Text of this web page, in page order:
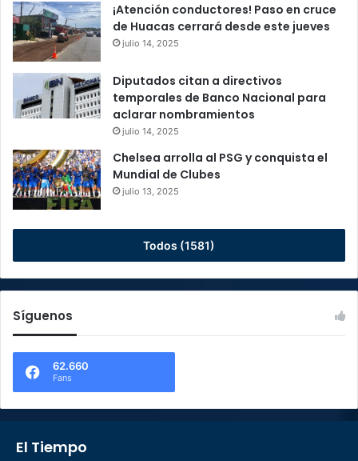
¡Atención conductores! Paso en cruce
de Huacas cerrará desde este jueves
julio 14, 2025
Diputados citan a directivos
temporales de Banco Nacional para
aclarar nombramientos
julio 14, 2025
Chelsea arrolla al PSG y conquista el
Mundial de Clubes
julio 13, 2025
Todos (1581)
Síguenos
62.660
Fans
El Tiempo